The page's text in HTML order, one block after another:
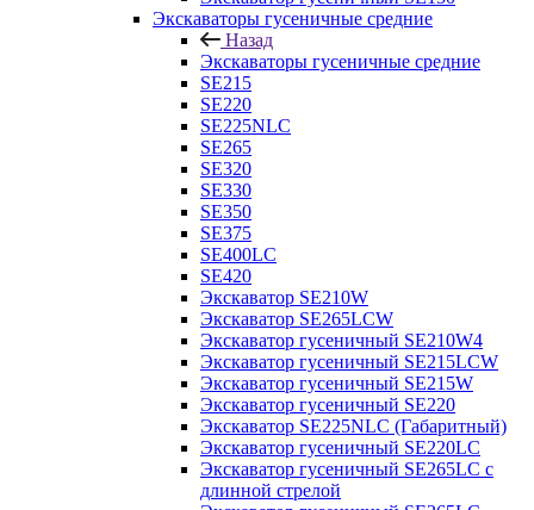
Экскаваторы гусеничные средние
Назад
Экскаваторы гусеничные средние
SE215
SE220
SE225NLC
SE265
SE320
SE330
SE350
SE375
SE400LC
SE420
Экскаватор SE210W
Экскаватор SE265LCW
Экскаватор гусеничный SE210W4
Экскаватор гусеничный SE215LCW
Экскаватор гусеничный SE215W
Экскаватор гусеничный SE220
Экскаватор SE225NLC (Габаритный)
Экскаватор гусеничный SE220LC
Экскаватор гусеничный SE265LC с
длинной стрелой